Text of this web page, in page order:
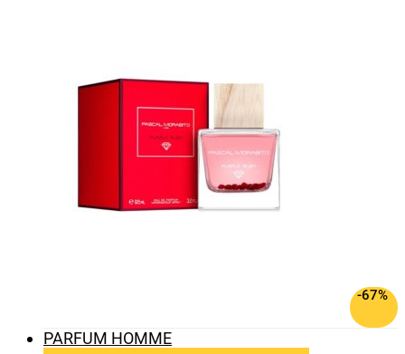
-67%
PARFUM HOMME